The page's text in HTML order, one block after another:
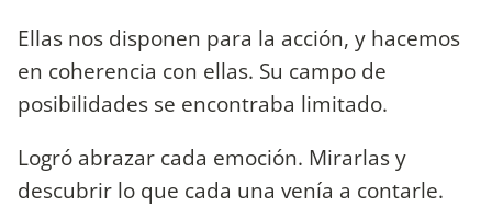
Ellas nos disponen para la acción, y hacemos
en coherencia con ellas. Su campo de
posibilidades se encontraba limitado.
Logró abrazar cada emoción. Mirarlas y
descubrir lo que cada una venía a contarle.